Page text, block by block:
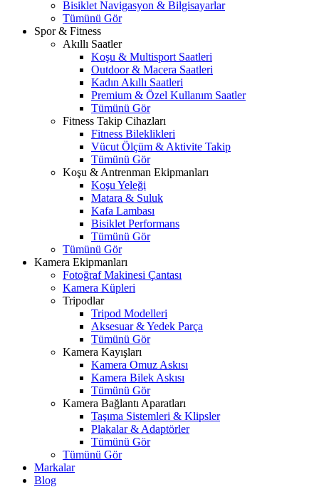
Bisiklet Navigasyon & Bilgisayarlar
Tümünü Gör
Spor & Fitness
Akıllı Saatler
Koşu & Multisport Saatleri
Outdoor & Macera Saatleri
Kadın Akıllı Saatleri
Premium & Özel Kullanım Saatler
Tümünü Gör
Fitness Takip Cihazları
Fitness Bileklikleri
Vücut Ölçüm & Aktivite Takip
Tümünü Gör
Koşu & Antrenman Ekipmanları
Koşu Yeleği
Matara & Suluk
Kafa Lambası
Bisiklet Performans
Tümünü Gör
Tümünü Gör
Kamera Ekipmanları
Fotoğraf Makinesi Çantası
Kamera Küpleri
Tripodlar
Tripod Modelleri
Aksesuar & Yedek Parça
Tümünü Gör
Kamera Kayışları
Kamera Omuz Askısı
Kamera Bilek Askısı
Tümünü Gör
Kamera Bağlantı Aparatları
Taşıma Sistemleri & Klipsler
Plakalar & Adaptörler
Tümünü Gör
Tümünü Gör
Markalar
Blog